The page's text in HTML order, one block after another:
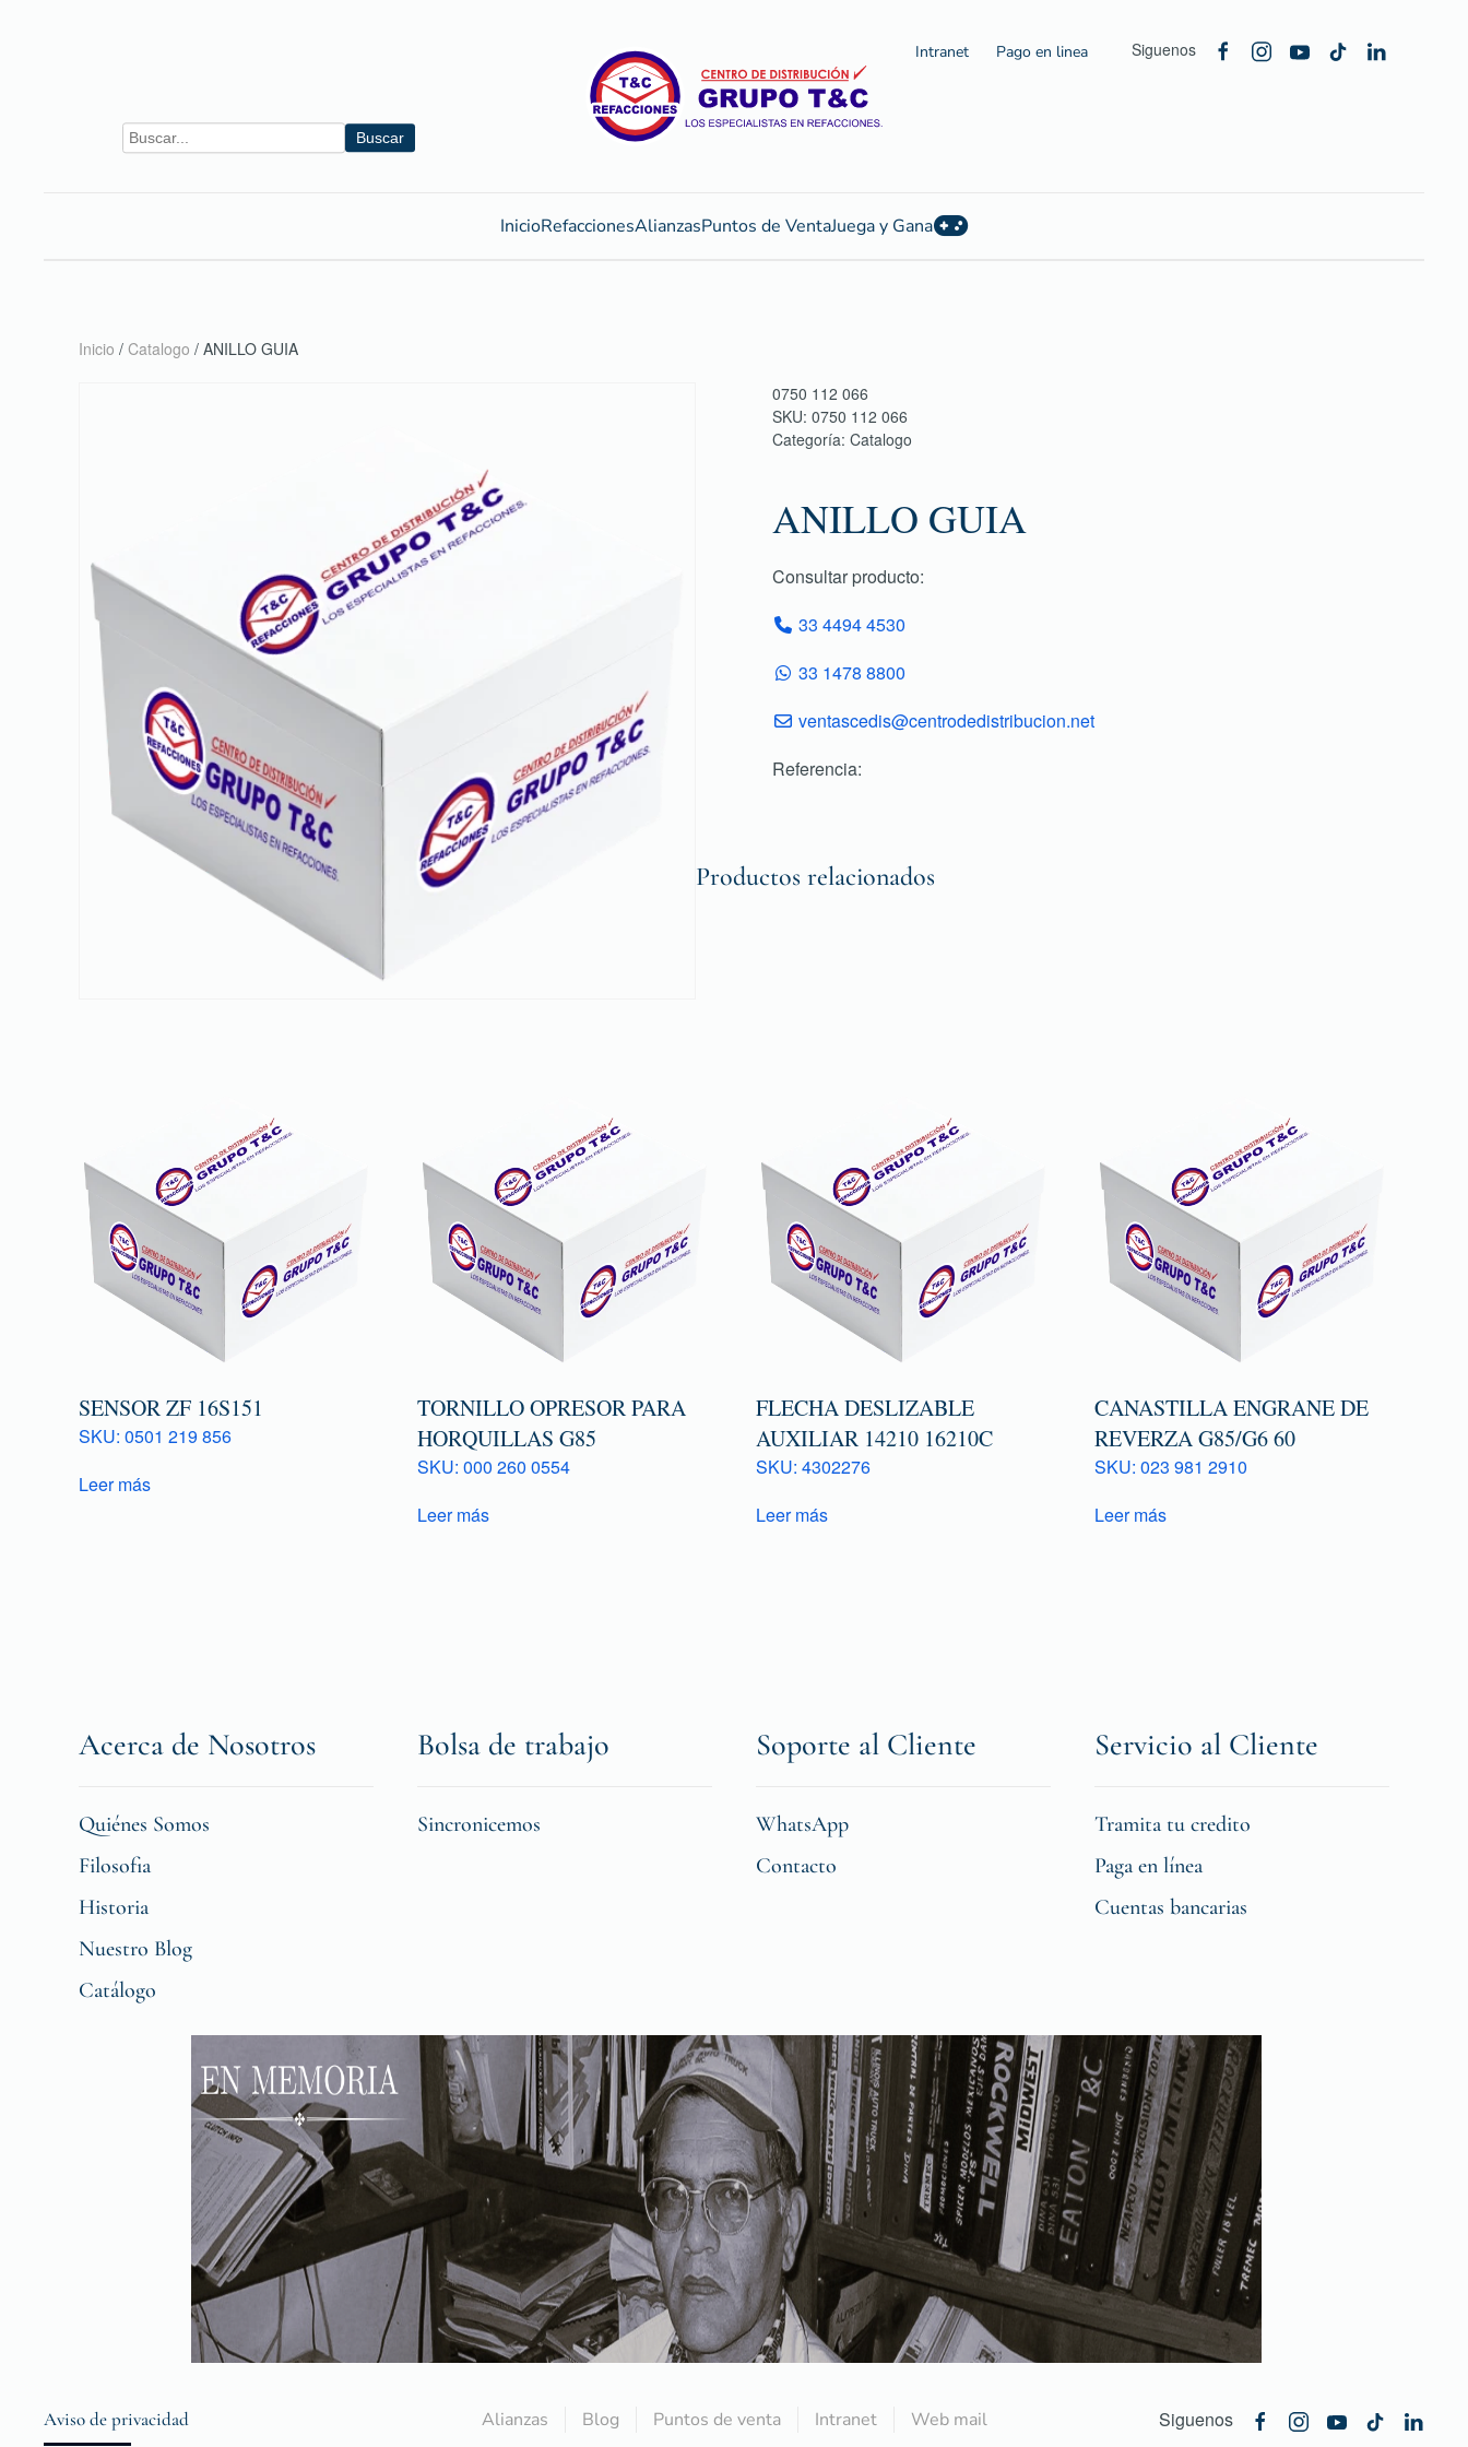
Buscar
Intranet Pago en linea Siguenos
InicioRefaccionesAlianzasPuntos de VentaJuega y Gana
Inicio / Catalogo / ANILLO GUIA
0750 112 066
SKU: 0750 112 066
Categoría: Catalogo
ANILLO GUIA
Consultar producto:
33 4494 4530
33 1478 8800
ventascedis@centrodedistribucion.net
Referencia:
Productos relacionados
SENSOR ZF 16S151
SKU: 0501 219 856
Leer más
TORNILLO OPRESOR PARA
HORQUILLAS G85
SKU: 000 260 0554
Leer más
FLECHA DESLIZABLE
AUXILIAR 14210 16210C
SKU: 4302276
Leer más
CANASTILLA ENGRANE DE
REVERZA G85/G6 60
SKU: 023 981 2910
Leer más
Acerca de Nosotros
Quiénes Somos
Filosofia
Historia
Nuestro Blog
Catálogo
Bolsa de trabajo
Sincronicemos
Soporte al Cliente
WhatsApp
Contacto
Servicio al Cliente
Tramita tu credito
Paga en línea
Cuentas bancarias
Aviso de privacidad Alianzas Blog Puntos de venta Intranet Web mail Siguenos